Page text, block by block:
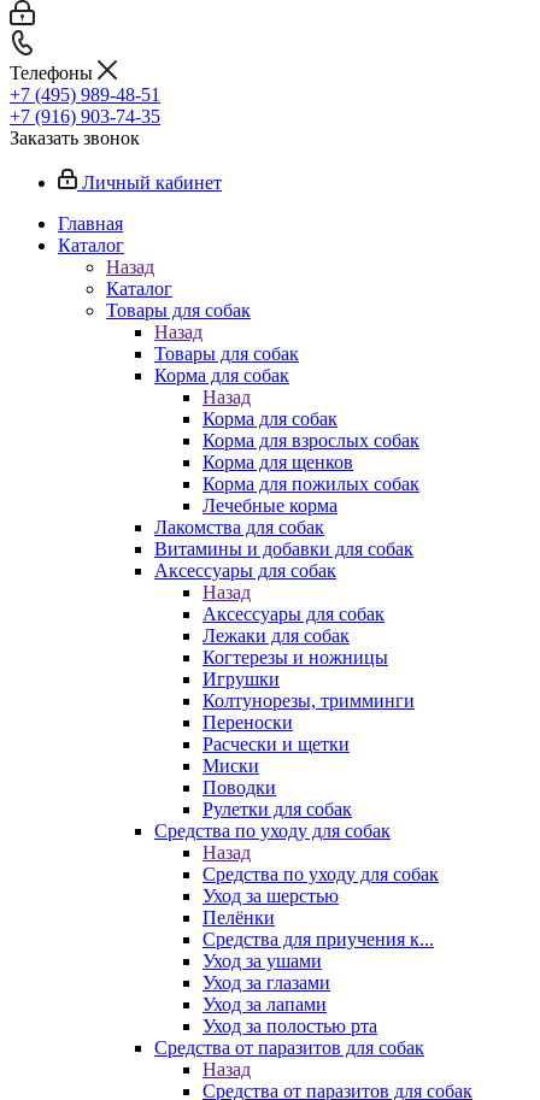
Телефоны
+7 (495) 989-48-51
+7 (916) 903-74-35
Заказать звонок
Личный кабинет
Главная
Каталог
Назад
Каталог
Товары для собак
Назад
Товары для собак
Корма для собак
Назад
Корма для собак
Корма для взрослых собак
Корма для щенков
Корма для пожилых собак
Лечебные корма
Лакомства для собак
Витамины и добавки для собак
Аксессуары для собак
Назад
Аксессуары для собак
Лежаки для собак
Когтерезы и ножницы
Игрушки
Колтунорезы, тримминги
Переноски
Расчески и щетки
Миски
Поводки
Рулетки для собак
Средства по уходу для собак
Назад
Средства по уходу для собак
Уход за шерстью
Пелёнки
Средства для приучения к...
Уход за ушами
Уход за глазами
Уход за лапами
Уход за полостью рта
Средства от паразитов для собак
Назад
Средства от паразитов для собак